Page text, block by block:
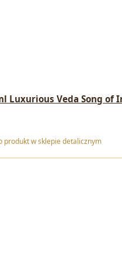
Luxurious Veda Song of
produkt w sklepie detalicznym